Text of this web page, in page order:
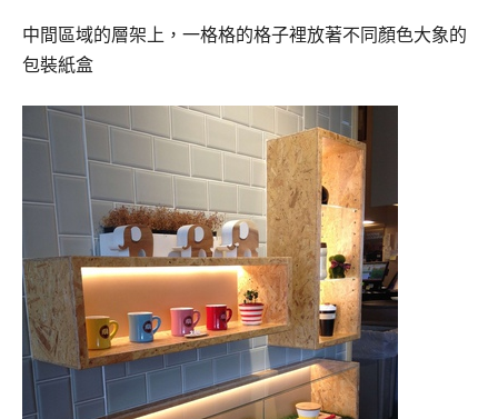
中間區域的層架上，一格格的格子裡放著不同顏色大象的
包裝紙盒